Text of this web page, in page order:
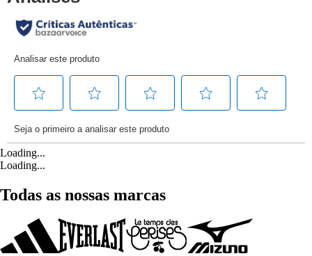
Loading...
Loading...
Todas as nossas marcas